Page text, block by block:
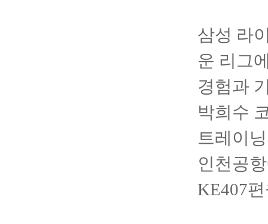
삼성 라
운 리그
경험과
박희수
트레이
인천공
KE407